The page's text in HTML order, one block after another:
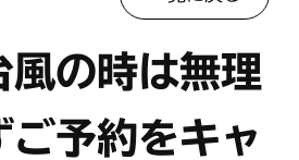
風の時は無理
ご予約をキャ